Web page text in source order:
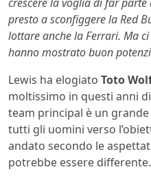
presto a sconfiggere la Red
lottare anche la Ferrari. Ma
hanno mostrato buon
Lewis ha elogiato Toto
moltissimo in questi anni
team principal è un
tutti gli uomini verso
andato secondo le
potrebbe essere differente.